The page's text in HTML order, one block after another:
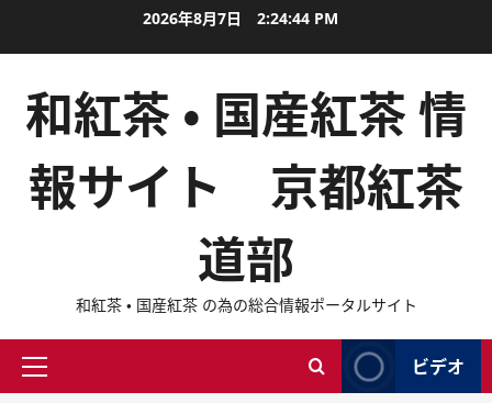
2026年8月7日 2:24:45 PM
和紅茶 ・ 国産紅茶 情
報サイト 京都紅茶
道部
和紅茶 ・ 国産紅茶 の為の総合情報ポータルサイト
メ
ビデオ